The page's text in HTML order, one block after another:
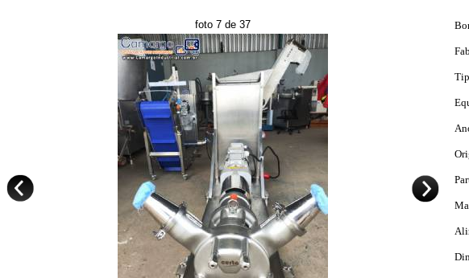
foto 7 de 37